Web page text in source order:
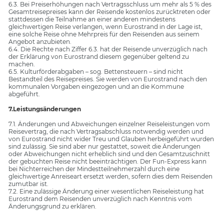
6.3. Bei Preiserhöhungen nach Vertragsschluss um mehr als 5 % des
Gesamtreisepreises kann der Reisende kostenlos zurücktreten oder
stattdessen die Teilnahme an einer anderen mindestens
gleichwertigen Reise verlangen, wenn Eurostrand in der Lage ist,
eine solche Reise ohne Mehrpreis für den Reisenden aus seinem
Angebot anzubieten.
6.4. Die Rechte nach Ziffer 6.3. hat der Reisende unverzüglich nach
der Erklärung von Eurostrand diesem gegenüber geltend zu
machen.
6.5. Kulturförderabgaben – sog. Bettensteuern – sind nicht
Bestandteil des Reisepreises. Sie werden von Eurostrand nach den
kommunalen Vorgaben eingezogen und an die Kommune
abgeführt.
7.Leistungsänderungen
7.1. Änderungen und Abweichungen einzelner Reiseleistungen vom
Reisevertrag, die nach Vertragsabschluss notwendig werden und
von Eurostrand nicht wider Treu und Glauben herbeigeführt wurden
sind zulässig. Sie sind aber nur gestattet, soweit die Änderungen
oder Abweichungen nicht erheblich sind und den Gesamtzuschnitt
der gebuchten Reise nicht beeinträchtigen. Der Fun-Express kann
bei Nichterreichen der Mindestteilnehmerzahl durch eine
gleichwertige Anreiseart ersetzt werden, sofern dies dem Reisenden
zumutbar ist.
7.2. Eine zulässige Änderung einer wesentlichen Reiseleistung hat
Eurostrand dem Reisenden unverzüglich nach Kenntnis vom
Änderungsgrund zu erklären.